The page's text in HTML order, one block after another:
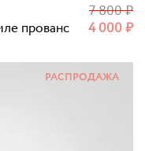
прованс 4 000₽
7 800₽
РАСПРОДАЖА